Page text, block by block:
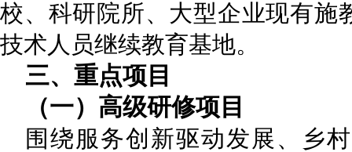
校、科研院所、大型企业现有施
技术人员继续教育基地。
三、重点项目
（一） 高级研修项目
围绕服务创新驱动发展、乡